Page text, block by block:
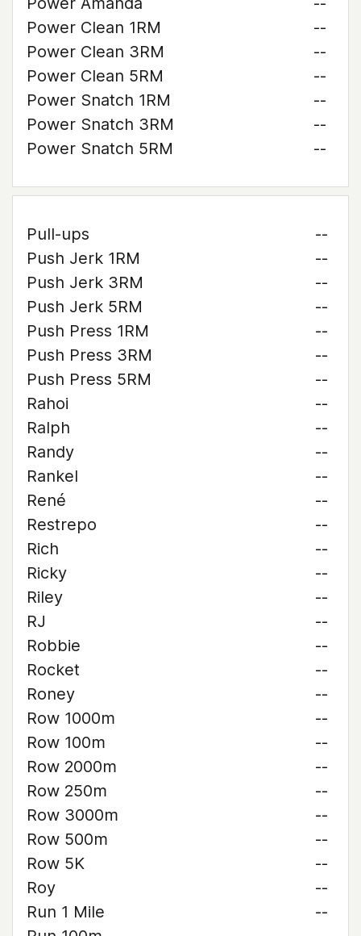
Power Clean 1RM
--
Power Clean 3RM
--
Power Clean 5RM
--
Power Snatch 1RM
--
Power Snatch 3RM
--
Power Snatch 5RM
--
Pull-ups
--
Push Jerk 1RM
--
Push Jerk 3RM
--
Push Jerk 5RM
--
Push Press 1RM
--
Push Press 3RM
--
Push Press 5RM
--
Rahoi
--
Ralph
--
Randy
--
Rankel
--
René
--
Restrepo
--
Rich
--
Ricky
--
Riley
--
RJ
--
Robbie
--
Rocket
--
Roney
--
Row 1000m
--
Row 100m
--
Row 2000m
--
Row 250m
--
Row 3000m
--
Row 500m
--
Row 5K
--
Roy
--
Run 1 Mile
--